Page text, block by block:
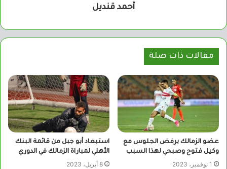
أحمد قنديل
مقالات ذات صلة
عضو الزمالك يرفض الجلوس مع
وكيل فتوح وصبحي لهذا السبب
1 نوفمبر، 2023
استبعاد أبو جبل من قائمة البنك
الأهلي لمباراة الزمالك في الدوري
8 أبريل، 2023